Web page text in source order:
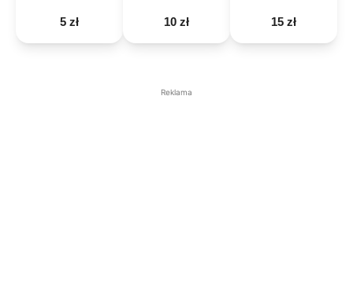
5 zł 10 zł 15 zł
Reklama